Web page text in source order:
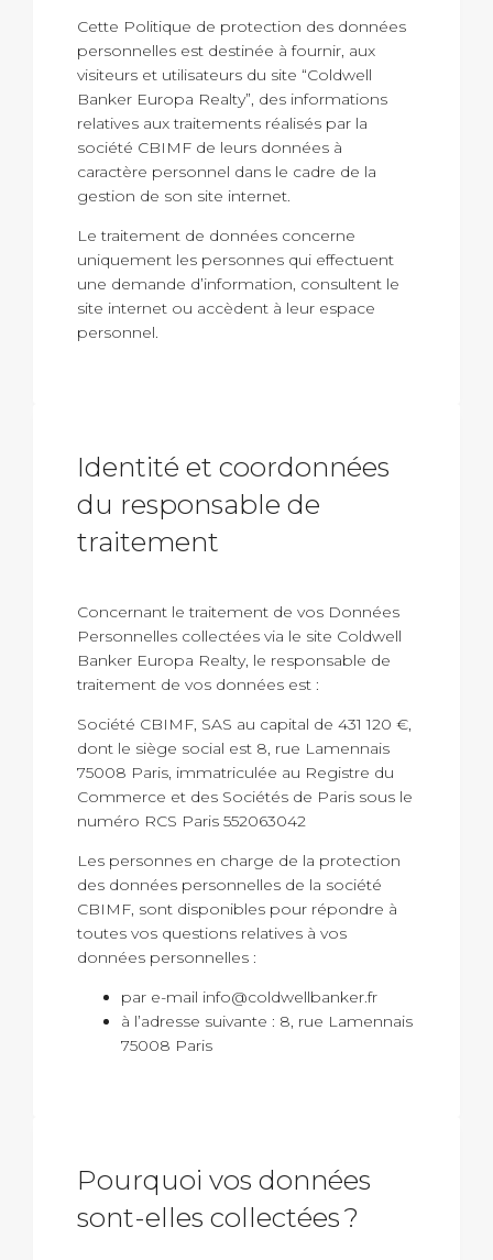
Cette Politique de protection des données
personnelles est destinée à fournir, aux
visiteurs et utilisateurs du site “Coldwell
Banker Europa Realty”, des informations
relatives aux traitements réalisés par la
société CBIMF de leurs données à
caractère personnel dans le cadre de la
gestion de son site internet.
Le traitement de données concerne
uniquement les personnes qui effectuent
une demande d’information, consultent le
site internet ou accèdent à leur espace
personnel.
Identité et coordonnées
du responsable de
traitement
Concernant le traitement de vos Données
Personnelles collectées via le site Coldwell
Banker Europa Realty, le responsable de
traitement de vos données est :
Société CBIMF, SAS au capital de 431 120 €,
dont le siège social est 8, rue Lamennais
75008 Paris, immatriculée au Registre du
Commerce et des Sociétés de Paris sous le
numéro RCS Paris 552063042
Les personnes en charge de la protection
des données personnelles de la société
CBIMF, sont disponibles pour répondre à
toutes vos questions relatives à vos
données personnelles :
par e-mail info@coldwellbanker.fr
à l’adresse suivante : 8, rue Lamennais
75008 Paris
Pourquoi vos données
sont-elles collectées ?